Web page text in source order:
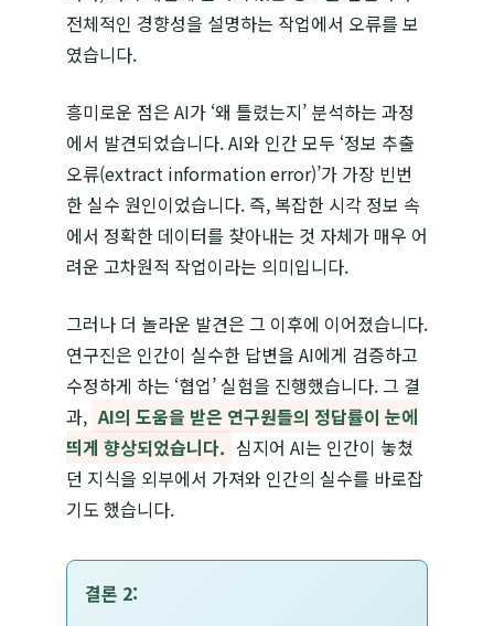
전체적인 경향성을 설명하는 작업에서 오류를 보
였습니다.
흥미로운 점은 AI가 ‘왜 틀렸는지’ 분석하는 과정
에서 발견되었습니다. AI와 인간 모두 ‘정보 추출
오류(extract information error)’가 가장 빈번
한 실수 원인이었습니다. 즉, 복잡한 시각 정보 속
에서 정확한 데이터를 찾아내는 것 자체가 매우 어
려운 고차원적 작업이라는 의미입니다.
그러나 더 놀라운 발견은 그 이후에 이어졌습니다.
연구진은 인간이 실수한 답변을 AI에게 검증하고
수정하게 하는 ‘협업’ 실험을 진행했습니다. 그 결
과, AI의 도움을 받은 연구원들의 정답률이 눈에
띄게 향상되었습니다. 심지어 AI는 인간이 놓쳤
던 지식을 외부에서 가져와 인간의 실수를 바로잡
기도 했습니다.
결론 2: